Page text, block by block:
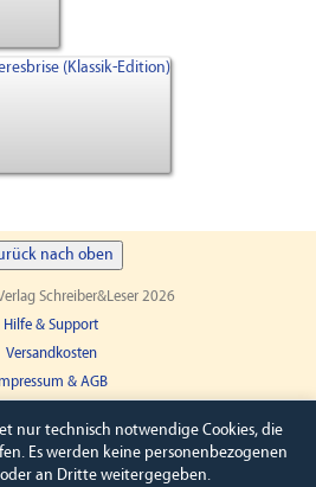
nach oben
Schreiber&Leser 2026
Hilfe & Support
Versandkosten
& AGB
nur technisch notwendige Cookies, die
Es werden keine personenbezogenen
an Dritte weitergegeben.